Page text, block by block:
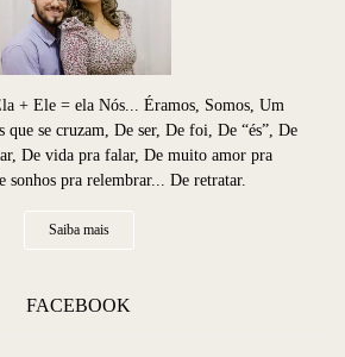
+ Ele = ela Nós... Éramos, Somos, Um
que se cruzam, De ser, De foi, De “és”, De
De vida pra falar, De muito amor pra
sonhos pra relembrar... De retratar.
Saiba mais
FACEBOOK